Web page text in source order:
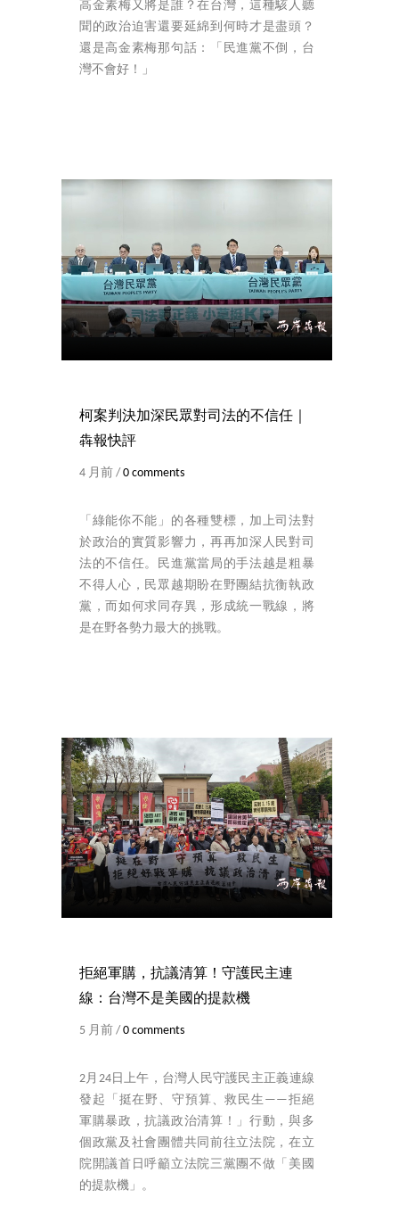
高金素梅又將是誰？在台灣，這種駭人聽
聞的政治迫害還要延綿到何時才是盡頭？
還是高金素梅那句話：「民進黨不倒，台
灣不會好！」
柯案判決加深民眾對司法的不信任｜
犇報快評
4 月前 /0 comments
「綠能你不能」的各種雙標，加上司法對
於政治的實質影響力，再再加深人民對司
法的不信任。民進黨當局的手法越是粗暴
不得人心，民眾越期盼在野團結抗衡執政
黨，而如何求同存異，形成統一戰線，將
是在野各勢力最大的挑戰。
拒絕軍購，抗議清算！守護民主連
線：台灣不是美國的提款機
5 月前 / 0 comments
2月24日上午，台灣人民守護民主正義連線
發起「挺在野、守預算、救民生——拒絕
軍購暴政，抗議政治清算！」行動，與多
個政黨及社會團體共同前往立法院，在立
院開議首日呼籲立法院三黨團不做「美國
的提款機」。